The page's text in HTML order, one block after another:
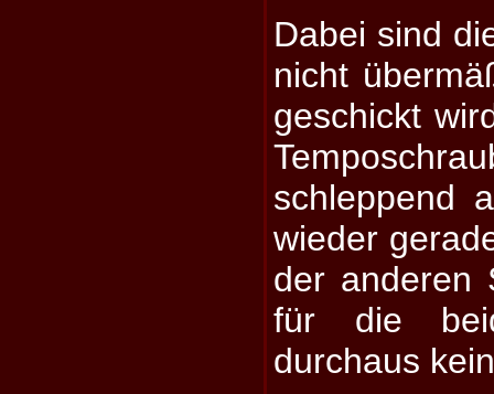
Dabei sind
nicht
geschickt
schleppend
wieder
der anderen
für die
durchaus